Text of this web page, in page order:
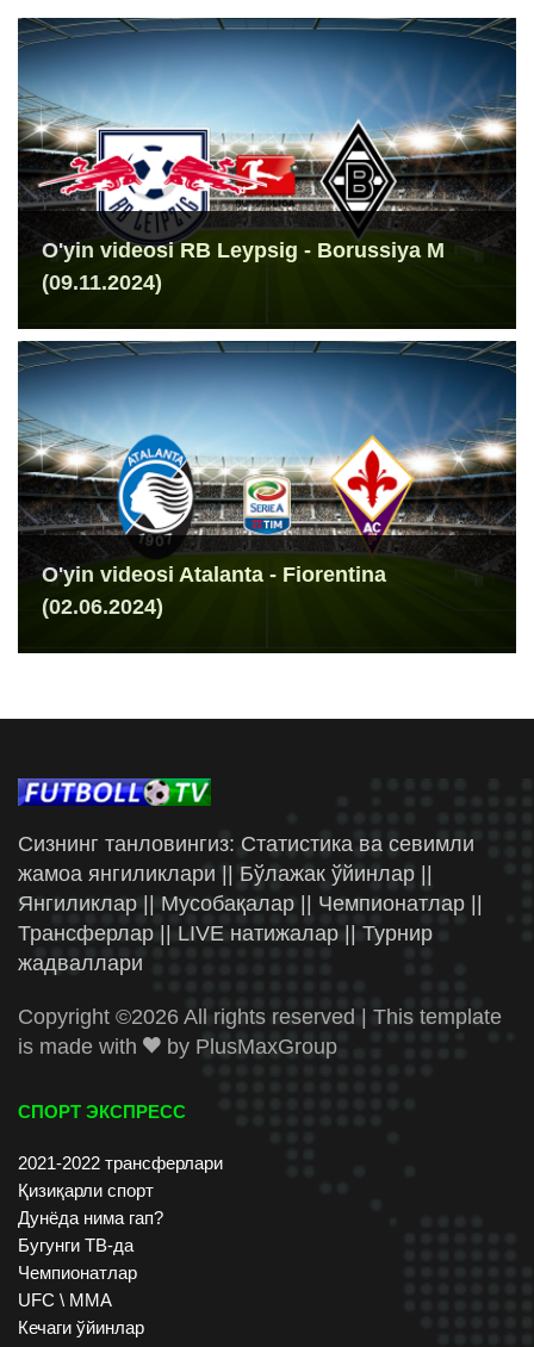
O'yin videosi RB Leypsig - Borussiya M
(09.11.2024)
O'yin videosi Atalanta - Fiorentina
(02.06.2024)
Сизнинг танловингиз: Статистика ва севимли
жамоа янгиликлари || Бўлажак ўйинлар ||
Янгиликлар || Мусобақалар || Чемпионатлар ||
Трансферлар || LIVE натижалар || Турнир
жадваллари
Copyright ©2026 All rights reserved | This template
is made with
by PlusMaxGroup
СПОРТ ЭКСПРЕСС
2021-2022 трансферлари
Қизиқарли спорт
Дунёда нима гап?
Бугунги ТВ-да
Чемпионатлар
UFC \ ММА
Кечаги ўйинлар